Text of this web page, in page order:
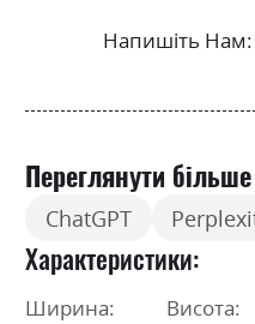
Напишіть Нам:
Переглянути
ChatGPT
Характеристики
Ширина: Висота: